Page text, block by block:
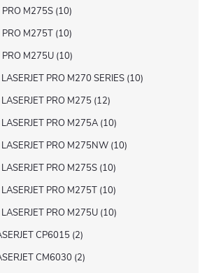
PRO M275S 10
PRO M275T 10
PRO M275U 10
PRO M270 SERIES 10
PRO M275 12
PRO M275A 10
PRO M275NW 10
PRO M275S 10
PRO M275T 10
PRO M275U 10
CP6015 2
CM6030 2